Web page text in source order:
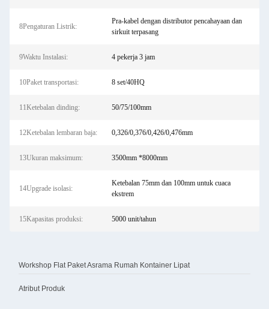
8Pengaturan Listrik:
Pra-kabel dengan distributor pencahayaan dan
sirkuit terpasang
9Waktu Instalasi: 4 pekerja 3 jam
10Paket transportasi: 8 set/40HQ
11Ketebalan dinding: 50/75/100mm
12Ketebalan lembaran baja: 0,326/0,376/0,426/0,476mm
13Ukuran maksimum: 3500mm *8000mm
14Upgrade isolasi:
Ketebalan 75mm dan 100mm untuk cuaca
ekstrem
15Kapasitas produksi: 5000 unit/tahun
Workshop Flat Paket Asrama Rumah Kontainer Lipat
Atribut Produk